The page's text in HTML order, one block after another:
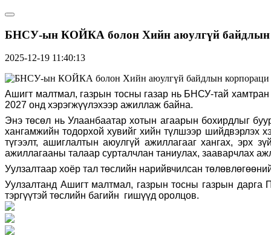
БНСУ-ын КОЙКА болон Хийн аюулгүй байдлын
2025-12-19 11:40:13
Ашигт малтмал, газрын тосны газар нь БНСУ-тай хамтран
2027 онд хэрэгжүүлэхээр ажиллаж байна.
Энэ төсөл нь Улаанбаатар хотын агаарын бохирдлыг
хангамжийн тодорхой хувийг хийн түлшээр шийдвэрлэх
түгээлт, ашиглалтын аюулгүй ажиллагааг хангах, эрх
ажиллагааны талаар сурталчлан таниулах, зааварчлах
Уулзалтаар хоёр тал төслийн нарийвчилсан
Уулзалтанд Ашигт малтмал, газрын тосны газрын
тэргүүтэй төслийн багийн гишүүд оролцов.